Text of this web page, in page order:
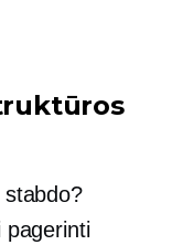
pagerinti